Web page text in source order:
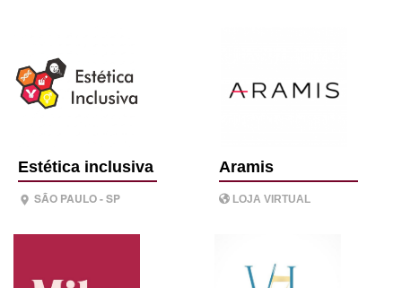
Estética inclusiva
SÃO PAULO - SP
Aramis
LOJA VIRTUAL